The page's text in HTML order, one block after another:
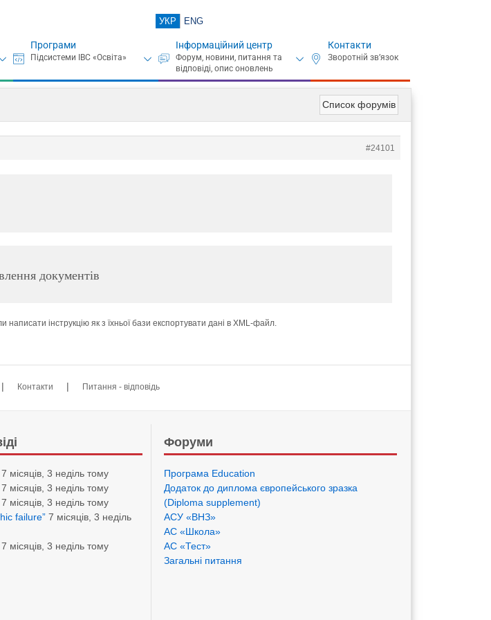
УКР ENG
Програми Інформаційний центр Контакти
Список форумів
#24101
документів
інструкцію як з їхньої бази експортувати дані в XML-файл.
| Контакти | Питання - відповідь
7 місяців, 3 неділь тому
7 місяців, 3 неділь тому
7 місяців, 3 неділь тому
failure” 7 місяців, 3 неділь
7 місяців, 3 неділь тому
Форуми
Програма Eduсation
Додаток до диплома європейського зразка
(Diploma supplement)
АСУ «ВНЗ»
АС «Школа»
АС «Тест»
Загальні питання